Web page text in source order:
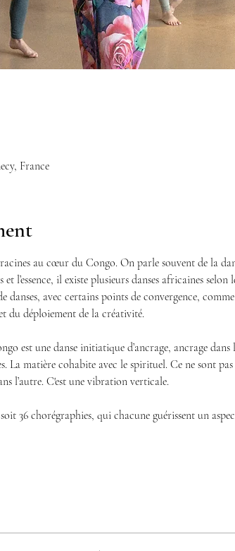
France
au cœur du Congo. On parle souvent de la
l’essence, il existe plusieurs danses africaines
avec certains points de convergence,
du déploiement de la créativité.
est une danse initiatique d’ancrage, ancrage dans
La matière cohabite avec le spirituel. Ce ne sont
l’autre. C'est une vibration verticale.
36 chorégraphies, qui chacune guérissent un